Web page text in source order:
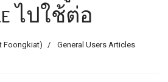
ไปใช้ต่อ
Foongkiat)
General Users Articles